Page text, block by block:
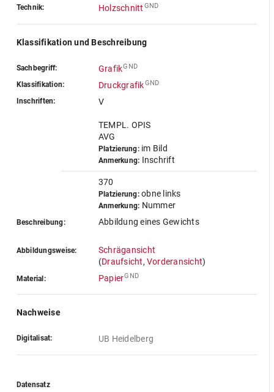
Technik: Holzschnitt GND
Klassifikation und Beschreibung
Sachbegriff: GrafikGND
Klassifikation: DruckgrafikGND
Inschriften: V
TEMPL. OPIS
AVG
Platzierung:im Bild
Anmerkung: Inschrift
370
Platzierung:obne links
Anmerkung: Nummer
Beschreibung: Abbildung eines Gewichts
Abbildungsweise:
Schrägansicht
(Draufsicht, Vorderansicht)
Material: PapierGND
Nachweise
Digitalisat: UB Heidelberg
Datensatz